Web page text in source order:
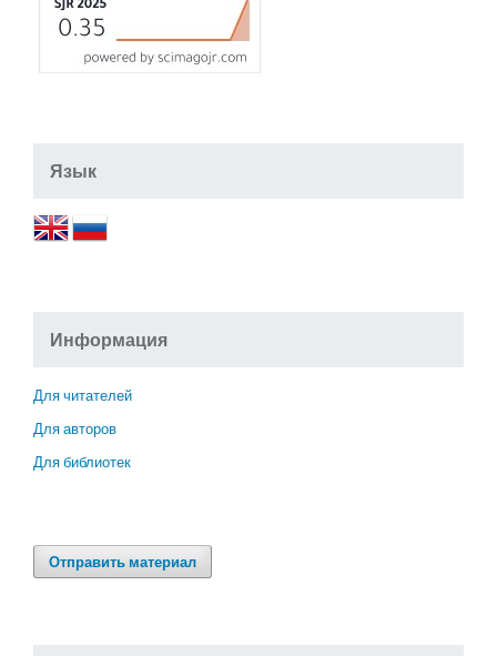
Язык
Информация
Для читателей
Для авторов
Для библиотек
Отправить материал